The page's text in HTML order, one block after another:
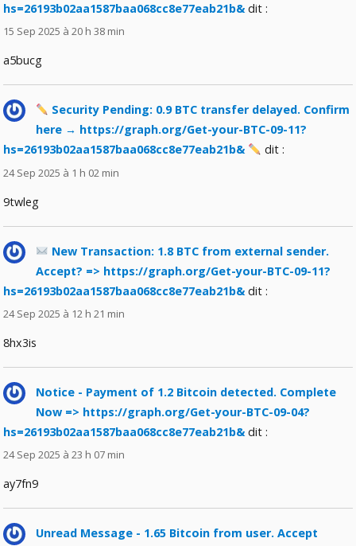
hs=26193b02aa1587baa068cc8e77eab21b& dit :
15 Sep 2025 à 20 h 38 min
a5bucg
Security Pending: 0.9 BTC transfer delayed. Confirm
here → https://graph.org/Get-your-BTC-09-11?
hs=26193b02aa1587baa068cc8e77eab21b&
dit :
24 Sep 2025 à 1 h 02 min
9twleg
New Transaction: 1.8 BTC from external sender.
Accept? => https://graph.org/Get-your-BTC-09-11?
hs=26193b02aa1587baa068cc8e77eab21b& dit :
24 Sep 2025 à 12 h 21 min
8hx3is
Notice - Payment of 1.2 Bitcoin detected. Complete
Now => https://graph.org/Get-your-BTC-09-04?
hs=26193b02aa1587baa068cc8e77eab21b& dit :
24 Sep 2025 à 23 h 07 min
ay7fn9
Unread Message - 1.65 Bitcoin from user. Accept